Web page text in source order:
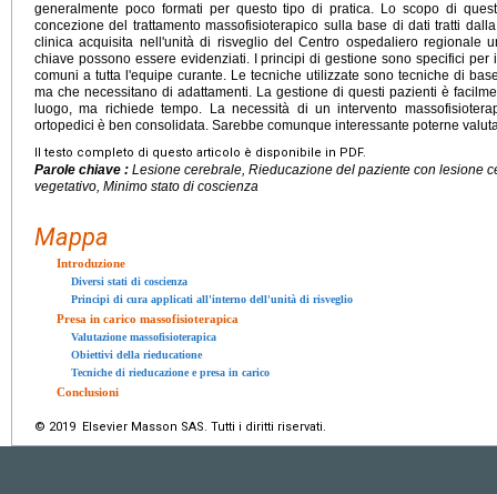
generalmente poco formati per questo tipo di pratica. Lo scopo di
concezione del trattamento massofisioterapico sulla base di dati tratti
clinica acquisita nell'unità di risveglio del Centro ospedaliero regionale
chiave possono essere evidenziati. I principi di gestione sono specifici
comuni a tutta l'equipe curante. Le tecniche utilizzate sono tecniche di
ma che necessitano di adattamenti. La gestione di questi pazienti è
luogo, ma richiede tempo. La necessità di un intervento
ortopedici è ben consolidata. Sarebbe comunque interessante poterne
Il testo completo di questo articolo è disponibile in PDF.
Parole chiave : Lesione cerebrale, Rieducazione del paziente con lesione
vegetativo, Minimo stato di coscienza
Mappa
Introduzione
Diversi stati di coscienza
Principi di cura applicati all'interno dell'unità di risveglio
Presa in carico massofisioterapica
Valutazione massofisioterapica
Obiettivi della rieducatione
Tecniche di rieducazione e presa in carico
Conclusioni
© 2019 Elsevier Masson SAS. Tutti i diritti riservati.